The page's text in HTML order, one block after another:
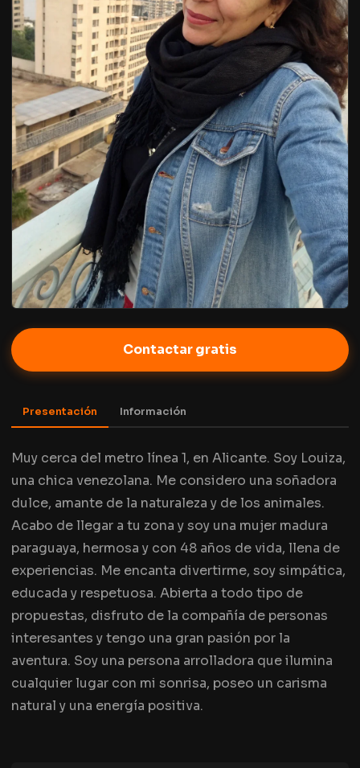
Contactar gratis
Presentación Información
Muy cerca del metro línea 1, en Alicante. Soy Louiza,
una chica venezolana. Me considero una soñadora
dulce, amante de la naturaleza y de los animales.
Acabo de llegar a tu zona y soy una mujer madura
paraguaya, hermosa y con 48 años de vida, llena de
experiencias. Me encanta divertirme, soy simpática,
educada y respetuosa. Abierta a todo tipo de
propuestas, disfruto de la compañía de personas
interesantes y tengo una gran pasión por la
aventura. Soy una persona arrolladora que ilumina
cualquier lugar con mi sonrisa, poseo un carisma
natural y una energía positiva.